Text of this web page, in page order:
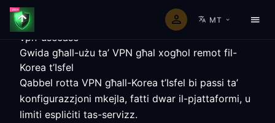
MT
vpn-usecase
Gwida għall-użu ta’ VPN għal xogħol remot fil-
Korea t’Isfel
Qabbel rotta VPN għall-Korea t’Isfel bi passi ta’
konfigurazzjoni mkejla, fatti dwar il-pjattaformi, u
limiti espliċiti tas-servizz.